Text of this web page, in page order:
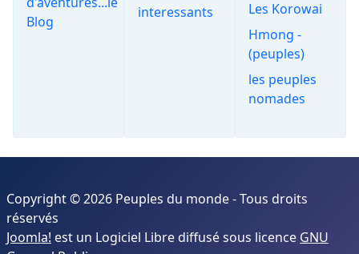
Blog
interessants
Les Korowai
Hmong -
(peuples)
les peuples
nomades
Copyright © 2026 Peuples du monde - Tous droits
réservés
Joomla! est un Logiciel Libre diffusé sous licence GNU